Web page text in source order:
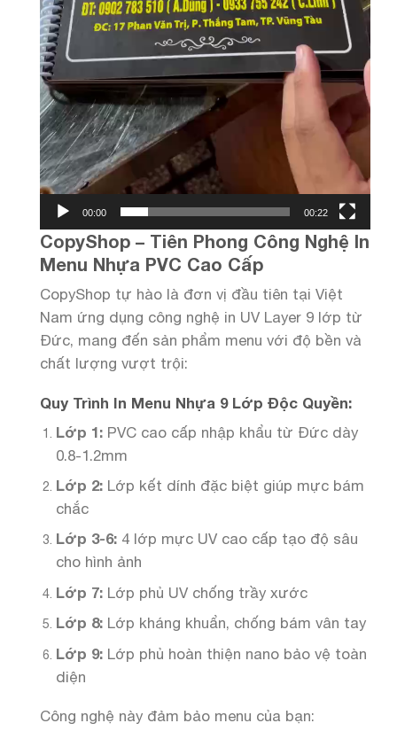
00:00 00:22
CopyShop – Tiên Phong Công Nghệ In
Menu Nhựa PVC Cao Cấp
CopyShop tự hào là đơn vị đầu tiên tại Việt
Nam ứng dụng công nghệ in UV Layer 9 lớp từ
Đức, mang đến sản phẩm menu với độ bền và
chất lượng vượt trội:
Quy Trình In Menu Nhựa 9 Lớp Độc Quyền:
Lớp 1: PVC cao cấp nhập khẩu từ Đức dày
0.8-1.2mm
Lớp 2: Lớp kết dính đặc biệt giúp mực bám
chắc
Lớp 3-6: 4 lớp mực UV cao cấp tạo độ sâu
cho hình ảnh
Lớp 7: Lớp phủ UV chống trầy xước
Lớp 8: Lớp kháng khuẩn, chống bám vân tay
Lớp 9: Lớp phủ hoàn thiện nano bảo vệ toàn
diện
Công nghệ này đảm bảo menu của bạn: